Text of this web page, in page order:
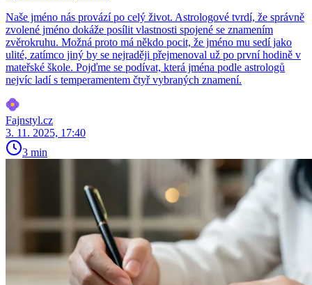
Naše jméno nás provází po celý život. Astrologové tvrdí, že správně
zvolené jméno dokáže posílit vlastnosti spojené se znamením
zvěrokruhu. Možná proto má někdo pocit, že jméno mu sedí jako
ulité, zatímco jiný by se nejraději přejmenoval už po první hodině v
mateřské škole. Pojďme se podívat, která jména podle astrologů
nejvíc ladí s temperamentem čtyř vybraných znamení.
Fajnstyl.cz
3. 11. 2025, 17:40
3 min